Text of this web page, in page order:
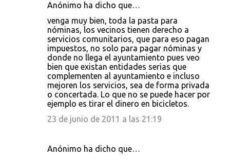
Anónimo ha dicho que…
venga muy bien, toda la pasta para
nóminas, los vecinos tienen derecho a
servicios comunitarios, que para eso pagan
impuestos, no solo para pagar nóminas y
donde no llega el ayuntamiento pues veo
bien que existan entidades serias que
complementen al ayuntamiento e incluso
mejoren los servicios, sea de forma privada
o concertada. Lo que no se puede hacer por
ejemplo es tirar el dinero en bicicletos.
23 de junio de 2011 a las 21:19
Anónimo ha dicho que…